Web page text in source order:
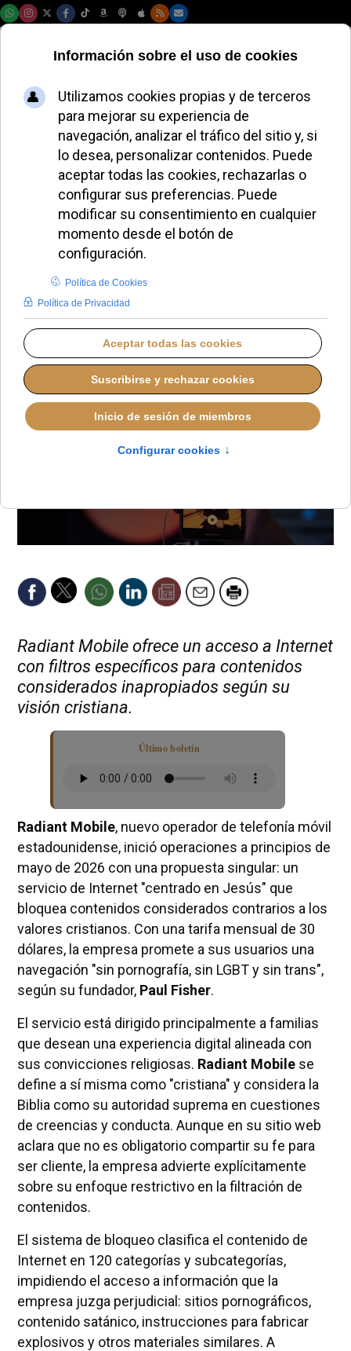
Radiant Mobile
promete un Internet
"centrado en Jesús"
con filtros
familiares
Radiant Mobile ofrece un acceso a Internet
con filtros específicos para contenidos
considerados inapropiados según su
visión cristiana.
Último boletín
Radiant Mobile, nuevo operador de telefonía móvil
estadounidense, inició operaciones a principios de
mayo de 2026 con una propuesta singular: un
servicio de Internet "centrado en Jesús" que
bloquea contenidos considerados contrarios a los
valores cristianos. Con una tarifa mensual de 30
dólares, la empresa promete a sus usuarios una
navegación "sin pornografía, sin LGBT y sin trans",
según su fundador, Paul Fisher.
El servicio está dirigido principalmente a familias
que desean una experiencia digital alineada con
sus convicciones religiosas. Radiant Mobilese
define a sí misma como "cristiana" y considera la
Biblia como su autoridad suprema en cuestiones
de creencias y conducta. Aunque en su sitio web
aclara que no es obligatorio compartir su fe para
ser cliente, la empresa advierte explícitamente
sobre su enfoque restrictivo en la filtración de
contenidos.
El sistema de bloqueo clasifica el contenido de
Internet en 120 categorías y subcategorías,
impidiendo el acceso a información que la
empresa juzga perjudicial: sitios pornográficos,
contenido satánico, instrucciones para fabricar
explosivos y otros materiales similares. A